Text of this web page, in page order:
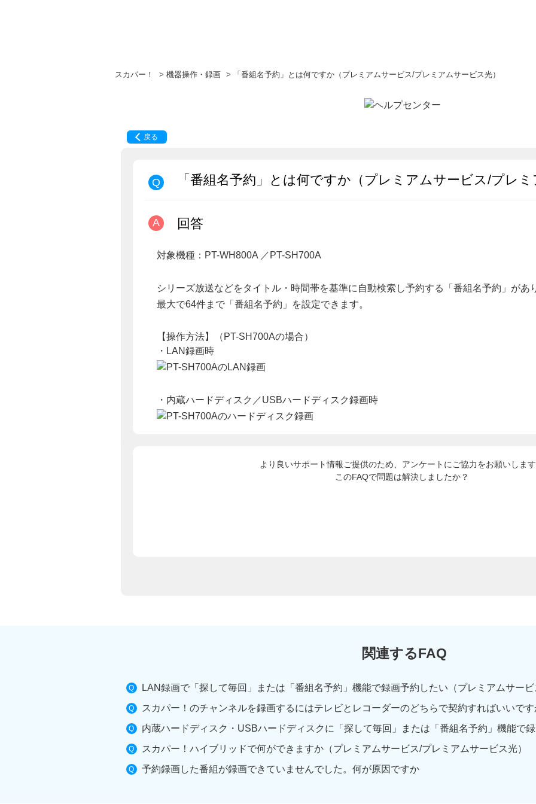
スカパー！ > 機器操作・録画 > 「番組名予約」とは何ですか（プレミアムサービス/プレミアムサービス光）
戻る
「番組名予約」とは何ですか（プレミアムサービス/プレミ
回答
対象機種：PT-WH800A ／PT-SH700A
シリーズ放送などをタイトル・時間帯を基準に自動検索し予約する「番組名予約」があ
最大で64件まで「番組名予約」を設定できます。
【操作方法】（PT-SH700Aの場合）
・LAN録画時
・内蔵ハードディスク／USBハードディスク録画時
より良いサポート情報ご提供のため、アンケートにご協力をお願いします
このFAQで問題は解決しましたか？
関連するFAQ
LAN録画で「探して毎回」または「番組名予約」機能で録画予約したい（プレミアムサービ
スカパー！のチャンネルを録画するにはテレビとレコーダーのどちらで契約すればいいです
内蔵ハードディスク・USBハードディスクに「探して毎回」または「番組名予約」機能で
スカパー！ハイブリッドで何ができますか（プレミアムサービス/プレミアムサービス光）
予約録画した番組が録画できていませんでした。何が原因ですか